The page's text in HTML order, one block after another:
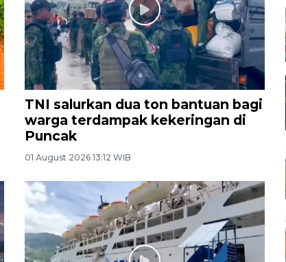
TNI salurkan dua ton bantuan bagi
warga terdampak kekeringan di
Puncak
01 August 2026 13:12 WIB